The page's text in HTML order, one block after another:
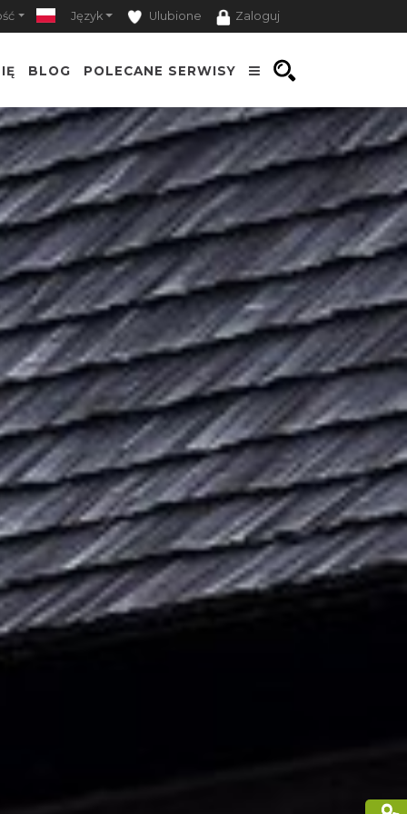
Język Ulubione Zaloguj
BLOG POLECANE SERWISY